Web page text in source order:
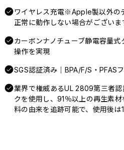
ワイヤレス充電※Apple製以外の
正常に動作しない場合がございま
カーボンナノチューブ静電容量
操作を実現
SGS認証済み｜BPA/F/S・PFAS
業界で権威あるUL 2809第三者
クを使用し、91％以上の再生素
料の由来を追跡可能で、使用後は